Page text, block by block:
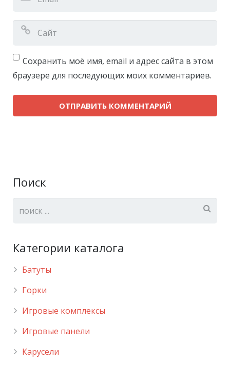
Сохранить моё имя, email и адрес сайта в этом
браузере для последующих моих комментариев.
Поиск
Категории каталога
Батуты
Горки
Игровые комплексы
Игровые панели
Карусели